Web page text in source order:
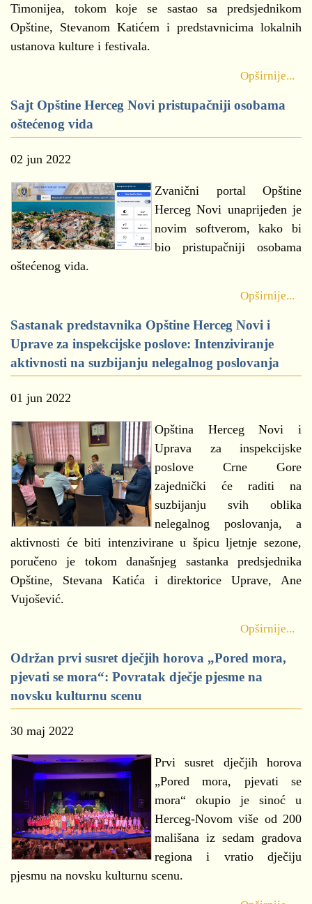
Timonijea, tokom koje se sastao sa predsjednikom
Opštine, Stevanom Katićem i predstavnicima lokalnih
ustanova kulture i festivala.
Opširnije...
Sajt Opštine Herceg Novi pristupačniji osobama
oštećenog vida
02 jun 2022
Zvanični portal Opštine
Herceg Novi unaprijeđen je
novim softverom, kako bi
bio pristupačniji osobama
oštećenog vida.
Opširnije...
Sastanak predstavnika Opštine Herceg Novi i
Uprave za inspekcijske poslove: Intenziviranje
aktivnosti na suzbijanju nelegalnog poslovanja
01 jun 2022
Opština Herceg Novi i
Uprava za inspekcijske
poslove Crne Gore
zajednički će raditi na
suzbijanju svih oblika
nelegalnog poslovanja, a
aktivnosti će biti intenzivirane u špicu ljetnje sezone,
poručeno je tokom današnjeg sastanka predsjednika
Opštine, Stevana Katića i direktorice Uprave, Ane
Vujošević.
Opširnije...
Održan prvi susret dječjih horova „Pored mora,
pjevati se mora“: Povratak dječje pjesme na
novsku kulturnu scenu
30 maj 2022
Prvi susret dječjih horova
„Pored mora, pjevati se
mora“ okupio je sinoć u
Herceg-Novom više od 200
mališana iz sedam gradova
regiona i vratio dječiju
pjesmu na novsku kulturnu scenu.